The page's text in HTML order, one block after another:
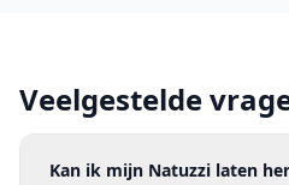
Veelgestelde
Kan ik mijn Natuzzi laten